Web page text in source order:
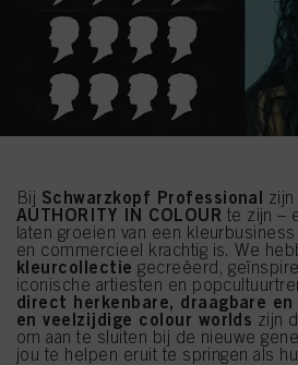
Bij Schwarzkopf Professional
AUTHORITY IN COLOUR te zijn –
laten groeien van een
en commercieel krachtig is. We
kleurcollectie gecreëerd,
iconische artiesten en
direct herkenbare, draagbare
en veelzijdige colour worlds zijn
om aan te sluiten bij de nieuwe
jou te helpen eruit te springen als